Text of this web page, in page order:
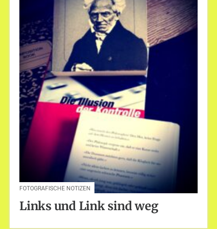
FOTOGRAFISCHE NOTIZEN
Links und Link sind weg